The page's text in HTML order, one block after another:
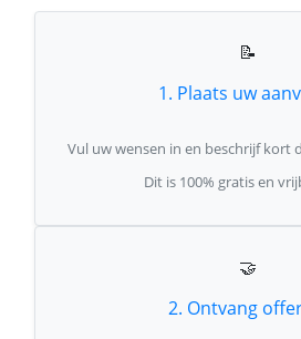
📝
1. Plaats uw
Vul uw wensen in en beschrijf kort
Dit is 100% gratis en
🤝
2. Ontvang